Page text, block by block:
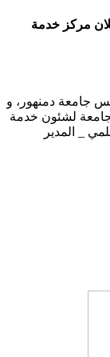
مركز خدمة
تحت رعاية الأستاذ الدكتور / إلهامي ترابيس ـ رئيس جامعة دمنهور، و
لشئون خدمة
_ المدير